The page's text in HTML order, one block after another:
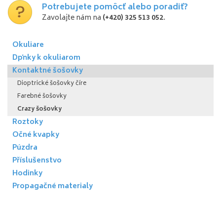
Potrebujete pomôcť alebo poradiť?
Zavolajte nám na (+420) 325 513 052.
Okuliare
Dpňky k okuliarom
Kontaktné šošovky
Dioptrické šošovky číre
Farebné šošovky
Crazy šošovky
Roztoky
Očné kvapky
Púzdra
Příslušenstvo
Hodinky
Propagačné materialy